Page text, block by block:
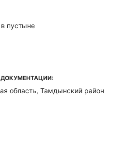
пустыне
область, Тамдынский район